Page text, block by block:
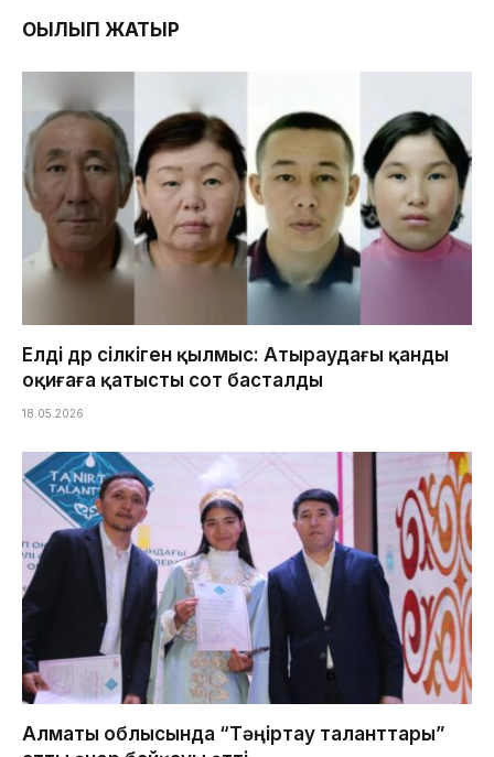
ОҚЫЛЫП ЖАТЫР
Елді дүр сілкіген қылмыс: Атыраудағы қанды
оқиғаға қатысты сот басталды
18.05.2026
Алматы облысында “Тәңіртау таланттары”